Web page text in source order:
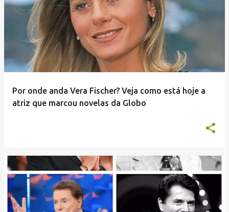
Por onde anda Vera Fischer? Veja como está hoje a
atriz que marcou novelas da Globo